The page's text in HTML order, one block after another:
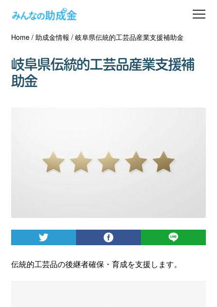
助成金を探す
士業の方へ
ダウンロード
ログイン
Home/ 助成金情報 / 岐阜県伝統的工芸品産業支援補助金
岐阜県伝統的工芸品産業支援補
助金
伝統的工芸品の後継者確保・育成を支援します。